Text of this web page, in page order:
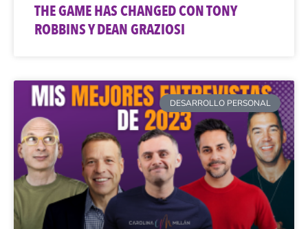
THE GAME HAS CHANGED CON TONY
ROBBINS Y DEAN GRAZIOSI
DESARROLLO PERSONAL